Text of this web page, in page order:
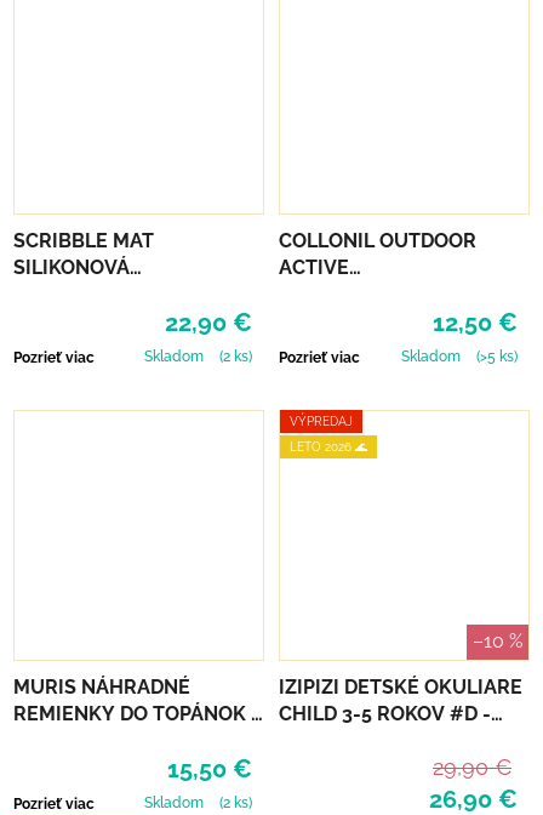
SCRIBBLE MAT
SILIKONOVÁ
22,90 €
Pozrieť viac Skladom (2 ks)
COLLONIL OUTDOOR
ACTIVE
12,50 €
Pozrieť viac Skladom (>5 ks)
MURIS NÁHRADNÉ
REMIENKY DO TOPÁNOK 3
15,50 €
Pozrieť viac Skladom
(2 ks)
VÝPREDAJ
LETO 2026 🌊
–10 %
IZIPIZI DETSKÉ OKULIARE
CHILD 3-5 ROKOV #D -
26,90 €
29,90 €